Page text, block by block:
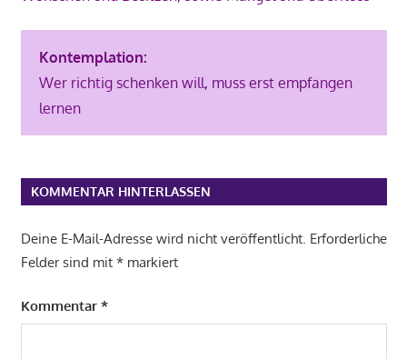
Kontemplation:
Wer richtig schenken will, muss erst empfangen
lernen
KOMMENTAR HINTERLASSEN
Deine E-Mail-Adresse wird nicht veröffentlicht. Erforderliche
Felder sind mit *markiert
Kommentar *